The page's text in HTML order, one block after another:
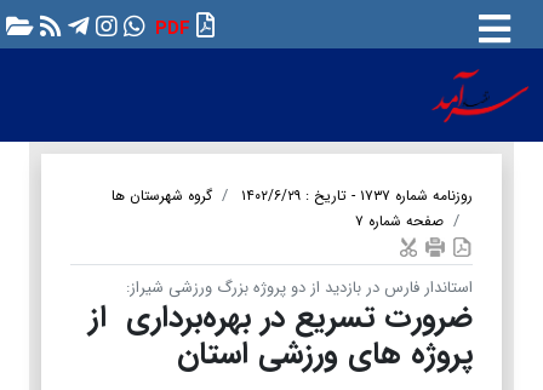
PDF
روزنامه شماره ۱۷۳۷ - تاریخ : ۱۴۰۲/۶/۲۹
گروه شهرستان ها
صفحه شماره ۷
استاندار فارس در بازدید از دو پروژه بزرگ ورزشی شیراز:
ضرورت تسریع در بهره‌برداری از
پروژه های ورزشی استان